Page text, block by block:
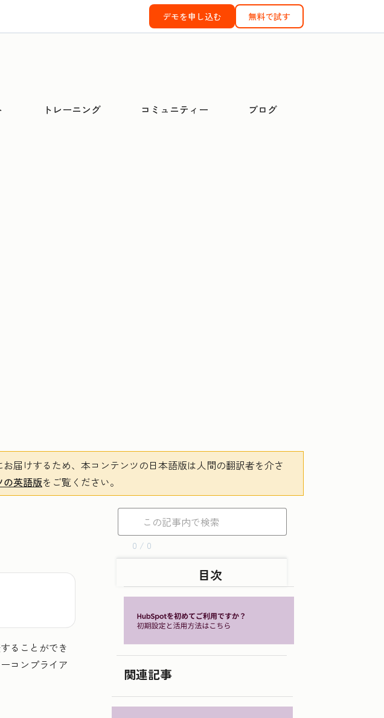
デモを申し込む 無料で試す
トレーニング コミュニティー ブログ
届けするため、本コンテンツの日本語版は人間の翻訳者を介さ
の英語版をご覧ください。
ることができ
コンプライア
0 / 0
目次
関連記事